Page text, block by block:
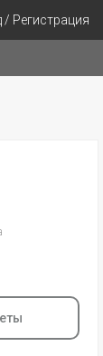
/ Регистрация